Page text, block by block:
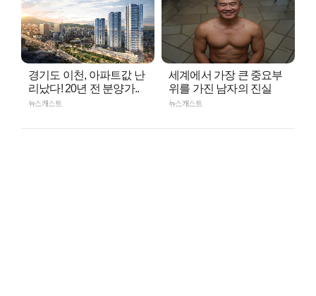
경기도 이천, 아파트값 난
리났다! 20년 전 분양가..
뉴스캐스트
세계에서 가장 큰 중요부
위를 가진 남자의 진실
뉴스캐스트